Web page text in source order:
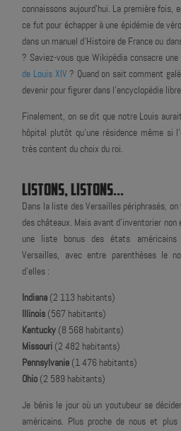
connaissons aujourd'hui. La première fois,
ce fut pour échapper à une épidémie de
dans un manuel d'Histoire de France ou
? Saviez-vous que Wikipédia consacre
de Louis XIV ? Quand on sait comment
devenir pour figurer dans l'encyclopédie
Finalement, on se dit que notre Louis
hôpital plutôt qu'une résidence même si
très content du choix du roi.
LISTONS, LISTONS...
Dans la liste des Versailles périphrasés,
des châteaux. Mais avant d'inventorier
une liste bonus des états américains
Versailles, avec entre parenthèses le
d'elles :
Indiana (2 113 habitants)
Illinois (567 habitants)
Kentucky (8 568 habitants)
Missouri (2 482 habitants)
Pennsylvanie (1 476 habitants)
Ohio (2 589 habitants)
Je bénis le jour où un youtubeur se
américains. Plus proche de nous et